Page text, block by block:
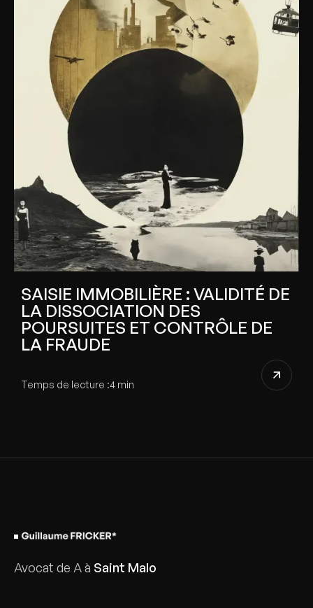
SAISIE IMMOBILIÈRE : VALIDITÉ DE
LA DISSOCIATION DES
POURSUITES ET CONTRÔLE DE
LA FRAUDE
Temps de lecture :4 min
Avocat de A à Saint Malo